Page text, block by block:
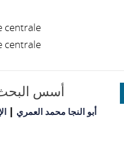
centrale
centrale
أسس البحث
أبو النجا محمد العمري |